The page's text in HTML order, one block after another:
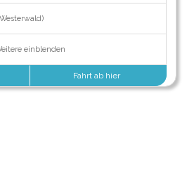
einblenden
Fahrt ab hier